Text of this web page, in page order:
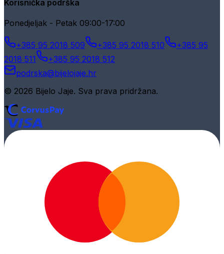
Korisnička podrška
Ponedjeljak - Petak 09:00-17:00
+385 95 2018 509 +385 95 2018 510
+385 95
2018 511
+385 95 2018 512
podrska@bijelojaje.hr
© 2026 Bijelo Jaje. Sva prava pridržana.